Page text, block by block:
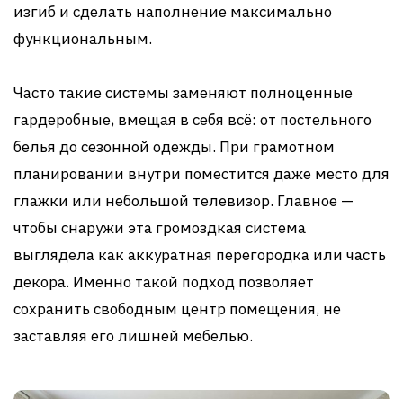
изгиб и сделать наполнение максимально
функциональным.
Часто такие системы заменяют полноценные
гардеробные, вмещая в себя всё: от постельного
белья до сезонной одежды. При грамотном
планировании внутри поместится даже место для
глажки или небольшой телевизор. Главное —
чтобы снаружи эта громоздкая система
выглядела как аккуратная перегородка или часть
декора. Именно такой подход позволяет
сохранить свободным центр помещения, не
заставляя его лишней мебелью.